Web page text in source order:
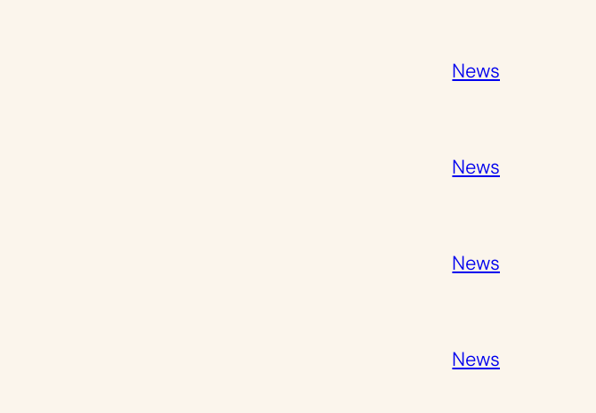
News
News
News
News